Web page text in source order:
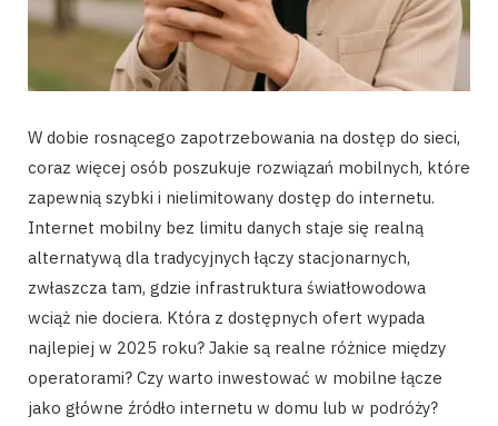
W dobie rosnącego zapotrzebowania na dostęp do sieci,
coraz więcej osób poszukuje rozwiązań mobilnych, które
zapewnią szybki i nielimitowany dostęp do internetu.
Internet mobilny bez limitu danych staje się realną
alternatywą dla tradycyjnych łączy stacjonarnych,
zwłaszcza tam, gdzie infrastruktura światłowodowa
wciąż nie dociera. Która z dostępnych ofert wypada
najlepiej w 2025 roku? Jakie są realne różnice między
operatorami? Czy warto inwestować w mobilne łącze
jako główne źródło internetu w domu lub w podróży?